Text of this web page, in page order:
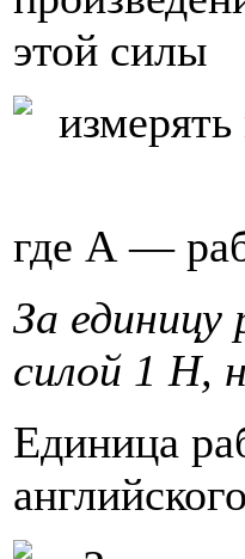
этой силы
где А —
За
силой 1 Н,
Единица